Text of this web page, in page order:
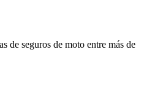
de seguros de moto entre más de